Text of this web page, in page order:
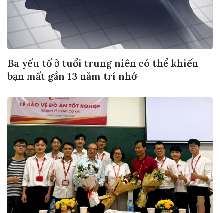
Ba yếu tố ở tuổi trung niên có thể khiến
bạn mất gần 13 năm trí nhớ